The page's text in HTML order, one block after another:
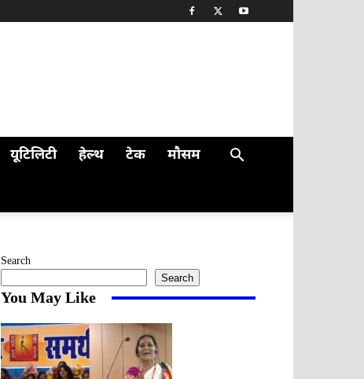
यूटिलिटी हेल्थ टेक मौसम
Search
Search
You May Like